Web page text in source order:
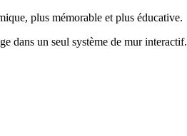
plus mémorable et plus éducative.
dans un seul système de mur interactif.